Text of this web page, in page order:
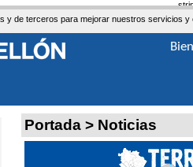
y de terceros para mejorar nuestros servicios
Portada > Noticias